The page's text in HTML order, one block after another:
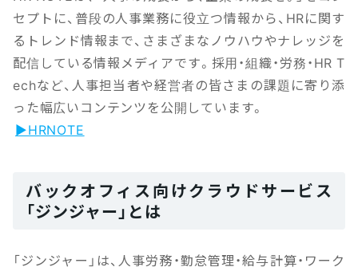
セプトに、普段の人事業務に役立つ情報から、HRに関す
るトレンド情報まで、さまざまなノウハウやナレッジを
配信している情報メディアです。採用・組織・労務・HR T
echなど、人事担当者や経営者の皆さまの課題に寄り添
った幅広いコンテンツを公開しています。
▶HRNOTE
バックオフィス向けクラウドサービス
「ジンジャー」とは
「ジンジャー」は、人事労務・勤怠管理・給与計算・ワーク